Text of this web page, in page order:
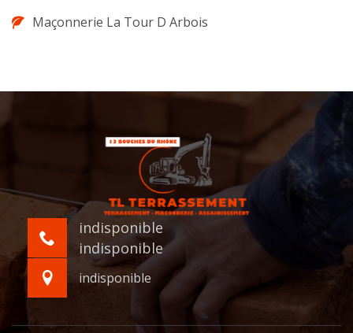
Maçonnerie La Tour D Arbois
indisponible
indisponible
indisponible